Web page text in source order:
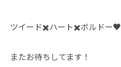
ツイード✖️ハート✖️ボルドー♥️
またお待ちしてます！